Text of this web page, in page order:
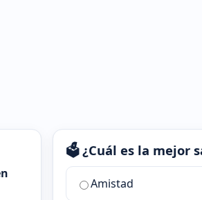
🗳️ ¿Cuál es la mejor
¿Cuál
Amistad